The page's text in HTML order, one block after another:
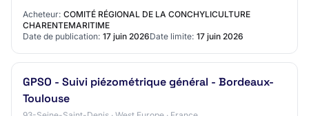
d’agences pour la conception, la com…
Acheteur: COMITÉ RÉGIONAL DE LA CONCHYLICULTURE
CHARENTEMARITIME
Date de publication: 17 juin 2026Date limite: 17 juin 2026
GPSO - Suivi piézométrique général - Bordeaux-
Toulouse